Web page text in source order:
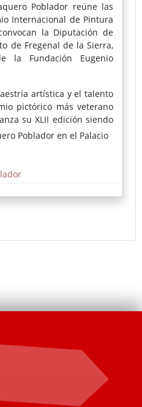
Poblador reúne las
Internacional de Pintura
la Diputación de
de Fregenal de la Sierra,
la Fundación Eugenio
artística y el talento
pictórico más veterano
su XLII edición siendo
los certámenes más
por importantes
del arte, cuyo presidente
de la Universidad
Poblador en el Palacio